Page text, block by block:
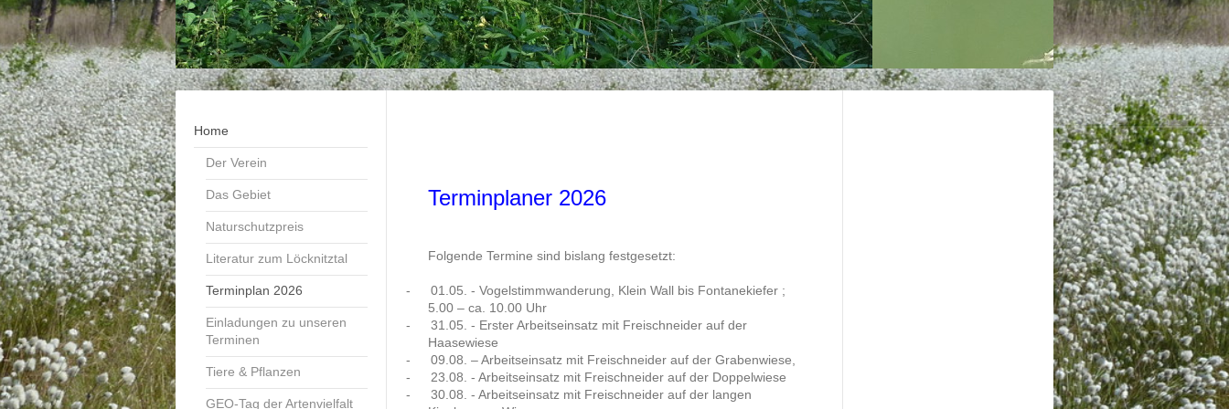
Home
Der Verein
Das Gebiet
Naturschutzpreis
Literatur zum Löcknitztal
Terminplan 2026
Einladungen zu unseren
Terminen
Tiere & Pflanzen
GEO-Tag der Artenvielfalt
Terminplaner 2026
Folgende Termine sind bislang festgesetzt:
-
01.05. - Vogelstimmwanderung, Klein Wall bis Fontanekiefer ;
5.00 – ca. 10.00 Uhr
-
31.05. - Erster Arbeitseinsatz mit Freischneider auf der
Haasewiese
-
09.08. – Arbeitseinsatz mit Freischneider auf der Grabenwiese,
-
23.08. - Arbeitseinsatz mit Freischneider auf der Doppelwiese
-
30.08. - Arbeitseinsatz mit Freischneider auf der langen